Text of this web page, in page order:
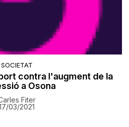
SOCIETAT
contra l'augment de la
a Osona
Fiter
03/2021